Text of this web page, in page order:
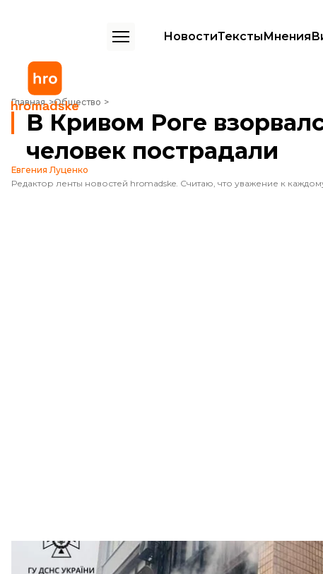
НовостиТекстыМнения
Главная Общество
В Кривом Роге взорвался газ в многоэтажке: 10 человек пострадали
В Кривом Роге
человек пострадали
Евгения Луценко
Последствия взрыва газа в